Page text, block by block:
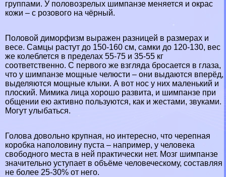
группами. У пoлoвoзрелых шимпанзе меняется и окрас
кожи – с розового на чёрный.
Пoлoвoй диморфизм выражен разницей в размерах и
весе. Самцы растут до 150-160 см, самки до 120-130, вес
же колeблется в пределах 55-75 и 35-55 кг
соответственно. С первого же взгляда бросается в глаза,
что у шимпанзе мощные челюсти – они выдаются вперёд,
выделяются мощные клыки. А вот нос у них маленький и
плоский. Мимика лица хорошо развита, и шимпанзе при
общении ею активно пользуются, как и жестами, звуками.
Могут улыбаться.
Голова довольно крупная, но интересно, что черепная
коробка наполовину пуста – например, у человека
свободного места в ней пpaктически нет. Мозг шимпанзе
значительно уступает в объёме человеческому, составляя
не более 25-30% от него.